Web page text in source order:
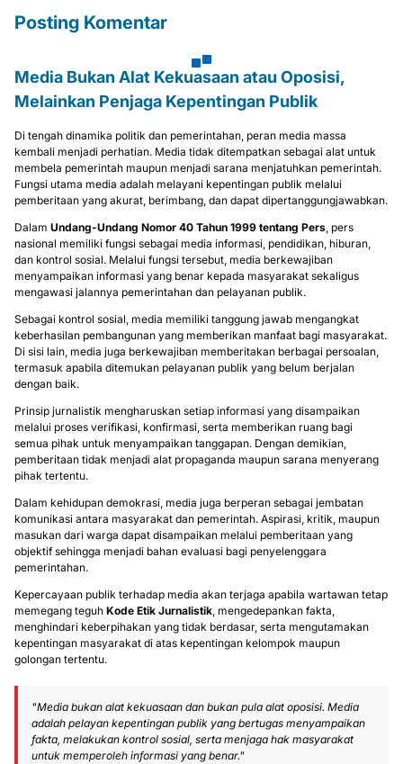
Posting Komentar
Media Bukan Alat Kekuasaan atau Oposisi,
Melainkan Penjaga Kepentingan Publik
Di tengah dinamika politik dan pemerintahan, peran media massa
kembali menjadi perhatian. Media tidak ditempatkan sebagai alat untuk
membela pemerintah maupun menjadi sarana menjatuhkan pemerintah.
Fungsi utama media adalah melayani kepentingan publik melalui
pemberitaan yang akurat, berimbang, dan dapat dipertanggungjawabkan.
Dalam Undang-Undang Nomor 40 Tahun 1999 tentang Pers, pers
nasional memiliki fungsi sebagai media informasi, pendidikan, hiburan,
dan kontrol sosial. Melalui fungsi tersebut, media berkewajiban
menyampaikan informasi yang benar kepada masyarakat sekaligus
mengawasi jalannya pemerintahan dan pelayanan publik.
Sebagai kontrol sosial, media memiliki tanggung jawab mengangkat
keberhasilan pembangunan yang memberikan manfaat bagi masyarakat.
Di sisi lain, media juga berkewajiban memberitakan berbagai persoalan,
termasuk apabila ditemukan pelayanan publik yang belum berjalan
dengan baik.
Prinsip jurnalistik mengharuskan setiap informasi yang disampaikan
melalui proses verifikasi, konfirmasi, serta memberikan ruang bagi
semua pihak untuk menyampaikan tanggapan. Dengan demikian,
pemberitaan tidak menjadi alat propaganda maupun sarana menyerang
pihak tertentu.
Dalam kehidupan demokrasi, media juga berperan sebagai jembatan
komunikasi antara masyarakat dan pemerintah. Aspirasi, kritik, maupun
masukan dari warga dapat disampaikan melalui pemberitaan yang
objektif sehingga menjadi bahan evaluasi bagi penyelenggara
pemerintahan.
Kepercayaan publik terhadap media akan terjaga apabila wartawan tetap
memegang teguh Kode Etik Jurnalistik, mengedepankan fakta,
menghindari keberpihakan yang tidak berdasar, serta mengutamakan
kepentingan masyarakat di atas kepentingan kelompok maupun
golongan tertentu.
"Media bukan alat kekuasaan dan bukan pula alat oposisi. Media
adalah pelayan kepentingan publik yang bertugas menyampaikan
fakta, melakukan kontrol sosial, serta menjaga hak masyarakat
untuk memperoleh informasi yang benar."